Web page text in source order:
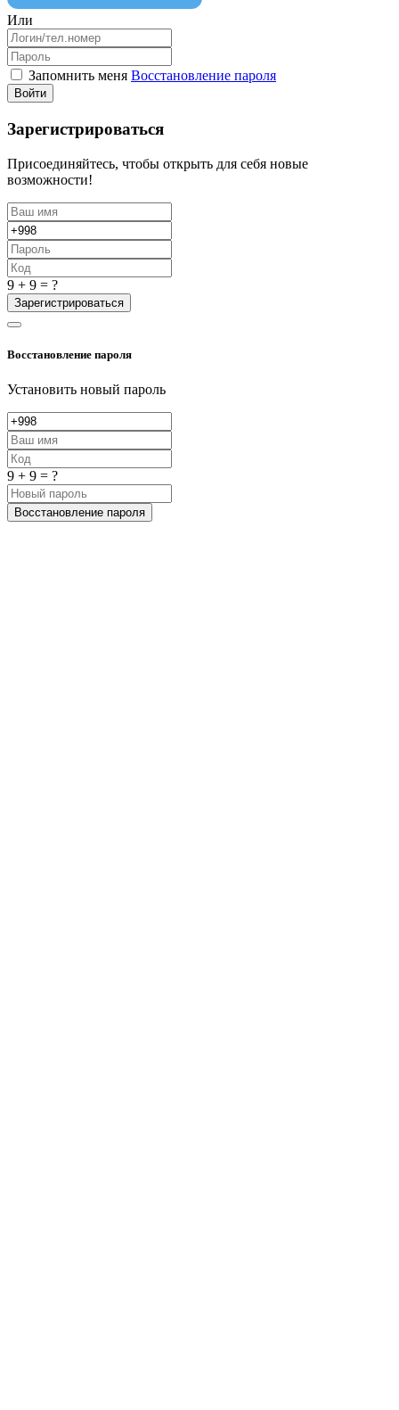
Или
Запомнить меня Восстановление пароля
Войти
Зарегистрироваться
Присоединяйтесь, чтобы открыть для себя новые
возможности!
9 + 9 = ?
Зарегистрироваться
Восстановление пароля
Установить новый пароль
9 + 9 = ?
Восстановление пароля